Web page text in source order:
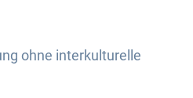
ohne interkulturelle